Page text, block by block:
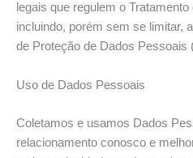
legais que regulem o
incluindo, porém sem se limitar,
de Proteção de Dados Pessoais
Uso de Dados Pessoais
Coletamos e usamos Dados
relacionamento conosco e